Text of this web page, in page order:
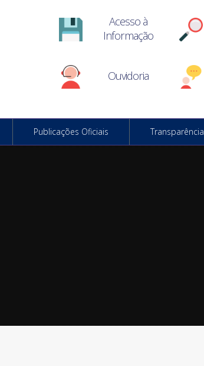
Acesso à
Informação
Ouvidoria
Publicações Oficiais Transparência